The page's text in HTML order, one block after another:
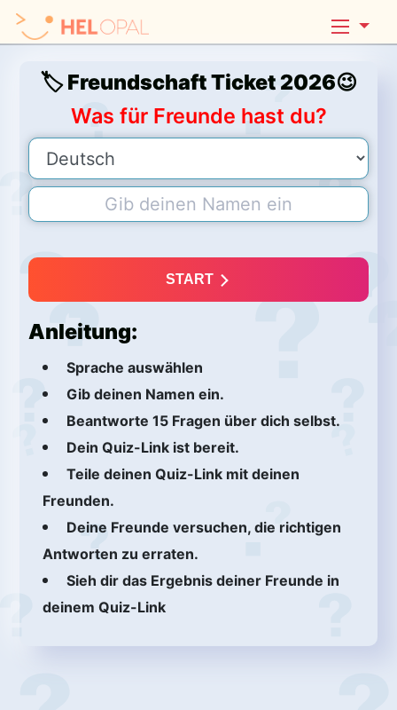
🏷️ Freundschaft Ticket 2026😉
Was für Freunde hast du?
START
Anleitung:
Sprache auswählen
Gib deinen Namen ein.
Beantworte 15 Fragen über dich selbst.
Dein Quiz-Link ist bereit.
Teile deinen Quiz-Link mit deinen
Freunden.
Deine Freunde versuchen, die richtigen
Antworten zu erraten.
Sieh dir das Ergebnis deiner Freunde in
deinem Quiz-Link